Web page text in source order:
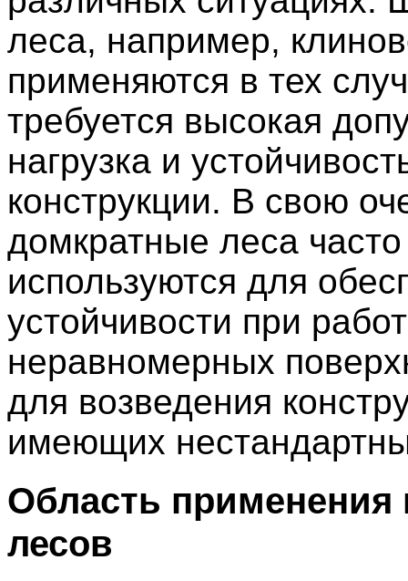
леса, например,
применяются в тех
требуется высокая
нагрузка и
конструкции. В свою
домкратные леса часто
используются для
устойчивости при
неравномерных
для возведения
имеющих
Область
лесов